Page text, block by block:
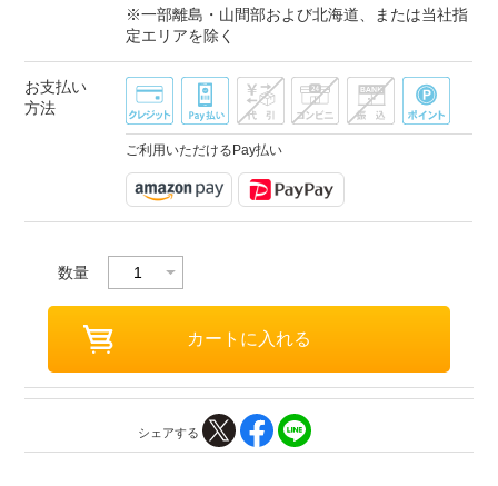
※一部離島・山間部および北海道、または当社指
定エリアを除く
お支払い
方法
ご利用いただけるPay払い
数量
シェアする